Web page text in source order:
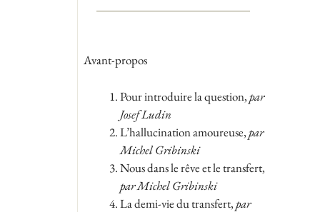
Avant-propos
Pour introduire la question,par
Josef Ludin
L’hallucination amoureuse,par
Michel Gribinski
Nous dans le rêve et le transfert,
par Michel Gribinski
La demi-vie du transfert,par